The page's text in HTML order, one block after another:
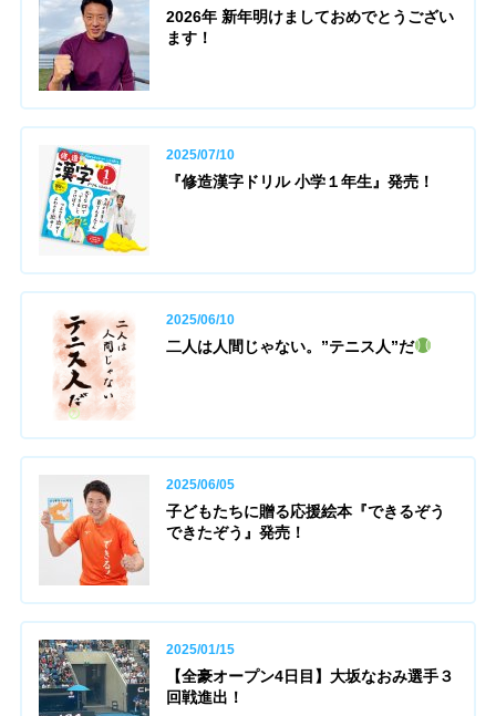
2026年 新年明けましておめでとうござい
ます！
2025/07/10
『修造漢字ドリル 小学１年生』発売！
2025/06/10
二人は人間じゃない。”テニス人”だ
2025/06/05
子どもたちに贈る応援絵本『できるぞう
できたぞう』発売！
2025/01/15
【全豪オープン4日目】大坂なおみ選手３
回戦進出！